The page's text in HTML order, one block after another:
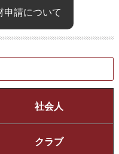
申請について
社会人
クラブ